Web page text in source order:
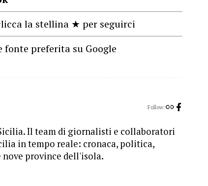
la stellina ★ per seguirci
preferita su Google
Follow:
Il team di giornalisti e collaboratori
in tempo reale: cronaca, politica,
province dell'isola.